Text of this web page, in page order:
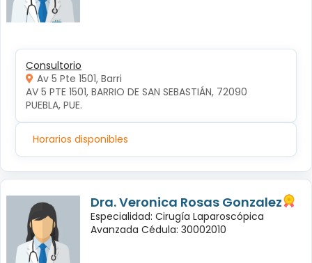
Consultorio
Av 5 Pte 1501, Barri
AV 5 PTE 1501, BARRIO DE SAN SEBASTIÁN, 72090
PUEBLA, PUE.
Horarios disponibles
Dra. Veronica Rosas Gonzalez
Especialidad: Cirugía Laparoscópica
Avanzada Cédula: 30002010